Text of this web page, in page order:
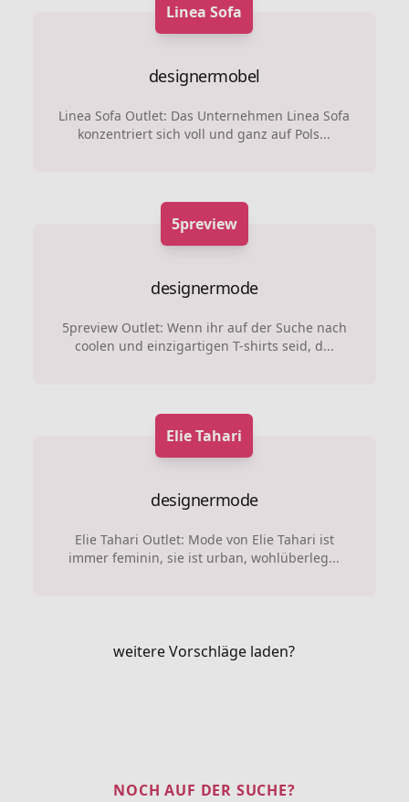
Linea Sofa
designermobel
Linea Sofa Outlet: Das Unternehmen Linea Sofa
konzentriert sich voll und ganz auf Pols...
5preview
designermode
5preview Outlet: Wenn ihr auf der Suche nach
coolen und einzigartigen T-shirts seid, d...
Elie Tahari
designermode
Elie Tahari Outlet: Mode von Elie Tahari ist
immer feminin, sie ist urban, wohlüberleg...
weitere Vorschläge laden?
NOCH AUF DER SUCHE?